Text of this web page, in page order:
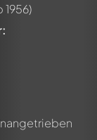
1956)